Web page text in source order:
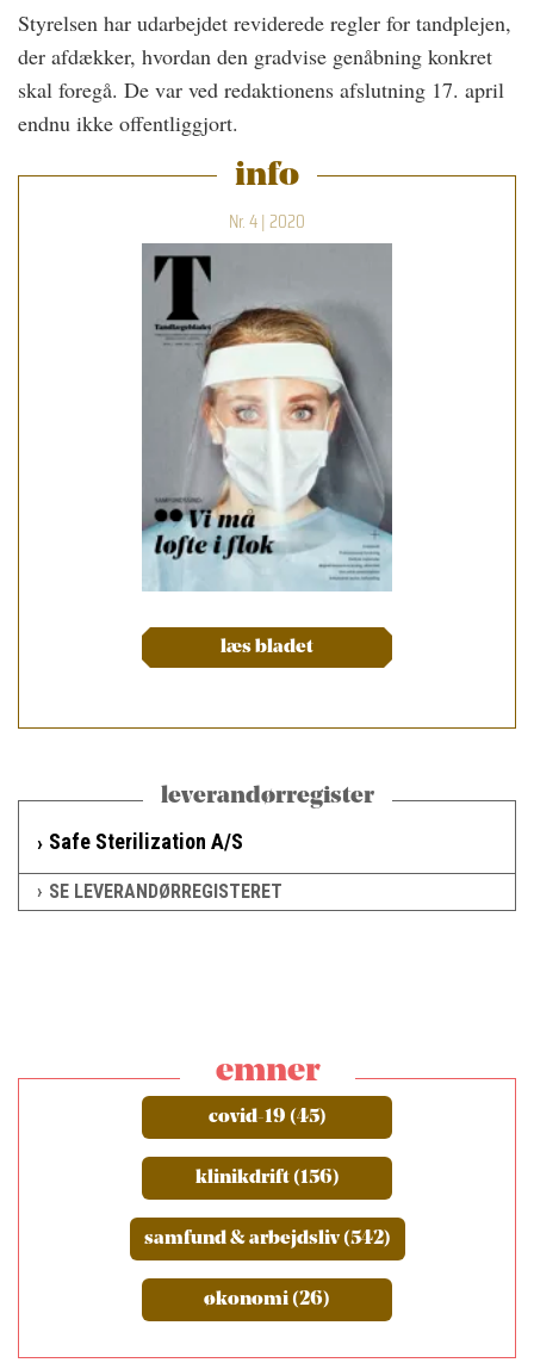
Styrelsen har udarbejdet reviderede regler for tandplejen,
der afdækker, hvordan den gradvise genåbning konkret
skal foregå. De var ved redaktionens afslutning 17. april
endnu ikke offentliggjort.
info
Nr. 4 | 2020
læs bladet
leverandørregister
Safe Sterilization A/S
SE LEVERANDØRREGISTERET
emner
covid-19 (45)
klinikdrift (156)
samfund & arbejdsliv (542)
økonomi (26)